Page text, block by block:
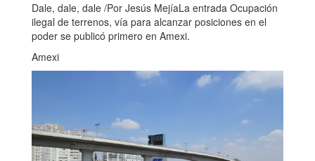
Dale, dale, dale /Por Jesús MejíaLa entrada Ocupación
ilegal de terrenos, vía para alcanzar posiciones en el
poder se publicó primero en Amexi.
Amexi